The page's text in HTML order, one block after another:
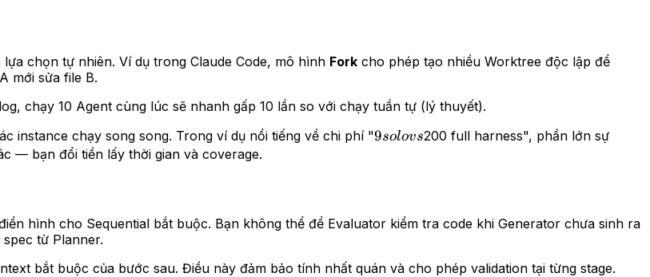
chọn tự nhiên. Ví dụ trong Claude Code, mô hình Fork cho phép tạo nhiều Worktree độc lập để
mới sửa file B.
chạy 10 Agent cùng lúc sẽ nhanh gấp 10 lần so với chạy tuần tự (lý thuyết).
instance chạy song song. Trong ví dụ nổi tiếng về chi phí "9
9solovs200 full harness", phần lớn sự
— bạn đổi tiền lấy thời gian và coverage.
hình cho Sequential bắt buộc. Bạn không thể để Evaluator kiểm tra code khi Generator chưa sinh ra
từ Planner.
bắt buộc của bước sau. Điều này đảm bảo tính nhất quán và cho phép validation tại từng stage.